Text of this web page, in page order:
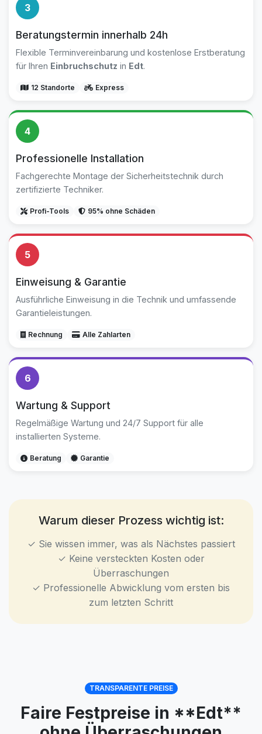
3
Beratungstermin innerhalb 24h
Flexible Terminvereinbarung und kostenlose Erstberatung
für Ihren Einbruchschutz in Edt.
12 Standorte Express
4
Professionelle Installation
Fachgerechte Montage der Sicherheitstechnik durch
zertifizierte Techniker.
Profi-Tools 95% ohne Schäden
5
Einweisung & Garantie
Ausführliche Einweisung in die Technik und umfassende
Garantieleistungen.
Rechnung Alle Zahlarten
6
Wartung & Support
Regelmäßige Wartung und 24/7 Support für alle
installierten Systeme.
Beratung Garantie
Warum dieser Prozess wichtig ist:
✓ Sie wissen immer, was als Nächstes passiert
✓ Keine versteckten Kosten oder
Überraschungen
✓ Professionelle Abwicklung vom ersten bis
zum letzten Schritt
TRANSPARENTE PREISE
Faire Festpreise in **Edt**